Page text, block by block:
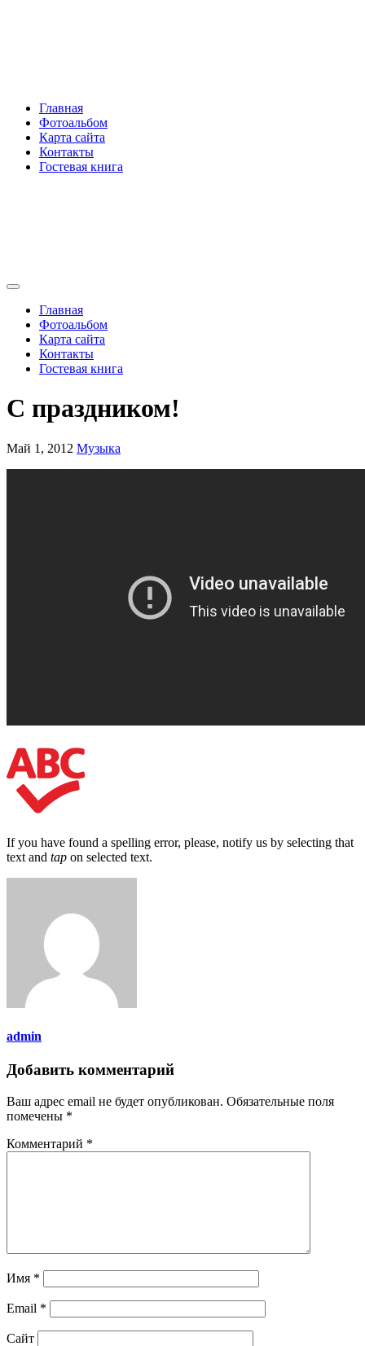
Главная
Фотоальбом
Карта сайта
Контакты
Гостевая книга
Главная
Фотоальбом
Карта сайта
Контакты
Гостевая книга
С праздником!
Май 1, 2012 Музыка
If you have found a spelling error, please, notify us by selecting that
text and tap on selected text.
admin
Добавить комментарий
Ваш адрес email не будет опубликован. Обязательные поля
помечены *
Комментарий *
Имя *
Email *
Сайт